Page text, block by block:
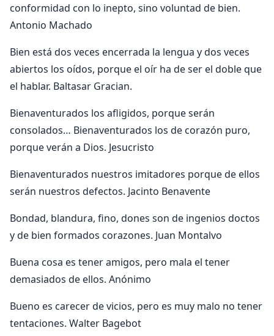
conformidad con lo inepto, sino voluntad de bien.
Antonio Machado
Bien está dos veces encerrada la lengua y dos veces
abiertos los oídos, porque el oír ha de ser el doble que
el hablar. Baltasar Gracian.
Bienaventurados los afligidos, porque serán
consolados… Bienaventurados los de corazón puro,
porque verán a Dios. Jesucristo
Bienaventurados nuestros imitadores porque de ellos
serán nuestros defectos. Jacinto Benavente
Bondad, blandura, fino, dones son de ingenios doctos
y de bien formados corazones. Juan Montalvo
Buena cosa es tener amigos, pero mala el tener
demasiados de ellos. Anónimo
Bueno es carecer de vicios, pero es muy malo no tener
tentaciones. Walter Bagebot